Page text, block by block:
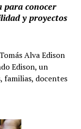
para conocer
y proyectos
Alva Edison
Edison, un
familias, docentes